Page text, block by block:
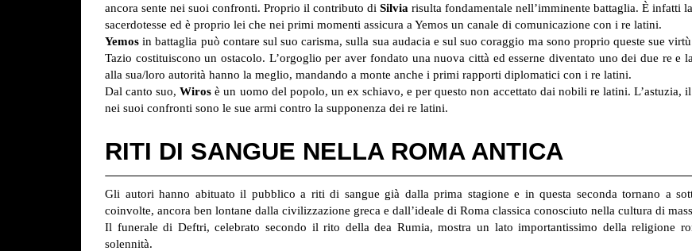
ancora sente nei suoi confronti. Proprio il contributo di Silvia risulta fondamentale nell’imminente battaglia. È infatti
sacerdotesse ed è proprio lei che nei primi momenti assicura a Yemos un canale di comunicazione con i re latini.
Yemos in battaglia può contare sul suo carisma, sulla sua audacia e sul suo coraggio ma sono proprio queste sue
Tazio costituiscono un ostacolo. L’orgoglio per aver fondato una nuova città ed esserne diventato uno dei due re e
alla sua/loro autorità hanno la meglio, mandando a monte anche i primi rapporti diplomatici con i re latini.
Dal canto suo,Wiros è un uomo del popolo, un ex schiavo, e per questo non accettato dai nobili re latini. L’astuzia,
nei suoi confronti sono le sue armi contro la supponenza dei re latini.
RITI DI SANGUE NELLA ROMA ANTICA
Gli autori hanno abituato il pubblico a riti di sangue già dalla prima stagione e in questa seconda tornano a
coinvolte, ancora ben lontane dalla civilizzazione greca e dall’ideale di Roma classica conosciuto nella cultura di
Il funerale di Deftri, celebrato secondo il rito della dea Rumia, mostra un lato importantissimo della religione
solennità.